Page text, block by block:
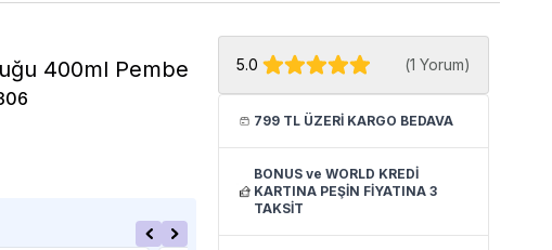
400ml Pembe 5.0 (1 Yorum)
799 TL ÜZERİ KARGO BEDAVA
BONUS ve WORLD KREDİ
KARTINA PEŞİN FİYATINA 3
TAKSİT